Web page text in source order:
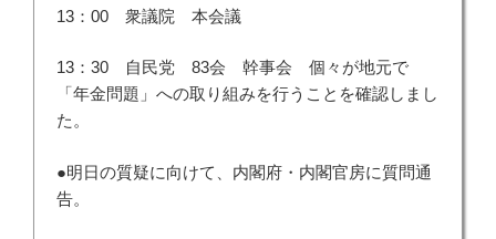
13：00 衆議院 本会議
13：30 自民党 83会 幹事会 個々が地元で
「年金問題」への取り組みを行うことを確認しまし
た。
●明日の質疑に向けて、内閣府・内閣官房に質問通
告。